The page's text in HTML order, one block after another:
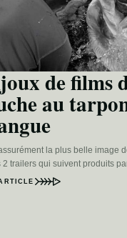
de films
au
la plus belle image
2 trailers qui suivent produits